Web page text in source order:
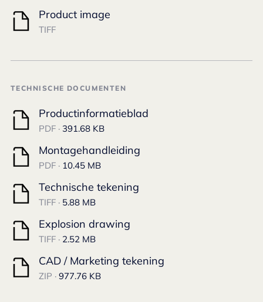
Product image
TIFF
TECHNISCHE DOCUMENTEN
Productinformatieblad
PDF · 391.68 KB
Montagehandleiding
PDF · 10.45 MB
Technische tekening
TIFF · 5.88 MB
Explosion drawing
TIFF · 2.52 MB
CAD / Marketing tekening
ZIP · 977.76 KB